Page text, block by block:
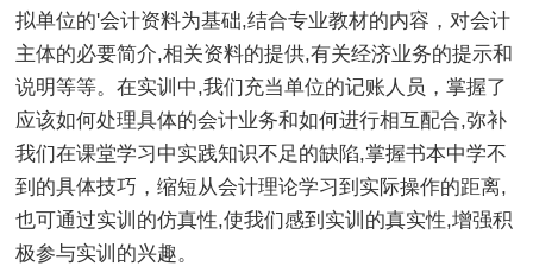
拟单位的'会计资料为基础,结合专业教材的内容，对会计
主体的必要简介,相关资料的提供,有关经济业务的提示和
说明等等。在实训中,我们充当单位的记账人员，掌握了
应该如何处理具体的会计业务和如何进行相互配合,弥补
我们在课堂学习中实践知识不足的缺陷,掌握书本中学不
到的具体技巧，缩短从会计理论学习到实际操作的距离,
也可通过实训的仿真性,使我们感到实训的真实性,增强积
极参与实训的兴趣。